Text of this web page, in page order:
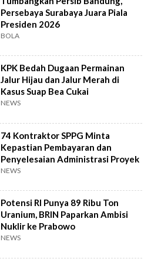
Persebaya Surabaya Juara Piala
Presiden 2026
BOLA
KPK Bedah Dugaan Permainan
Jalur Hijau dan Jalur Merah di
Kasus Suap Bea Cukai
NEWS
74 Kontraktor SPPG Minta
Kepastian Pembayaran dan
Penyelesaian Administrasi Proyek
NEWS
Potensi RI Punya 89 Ribu Ton
Uranium, BRIN Paparkan Ambisi
Nuklir ke Prabowo
NEWS